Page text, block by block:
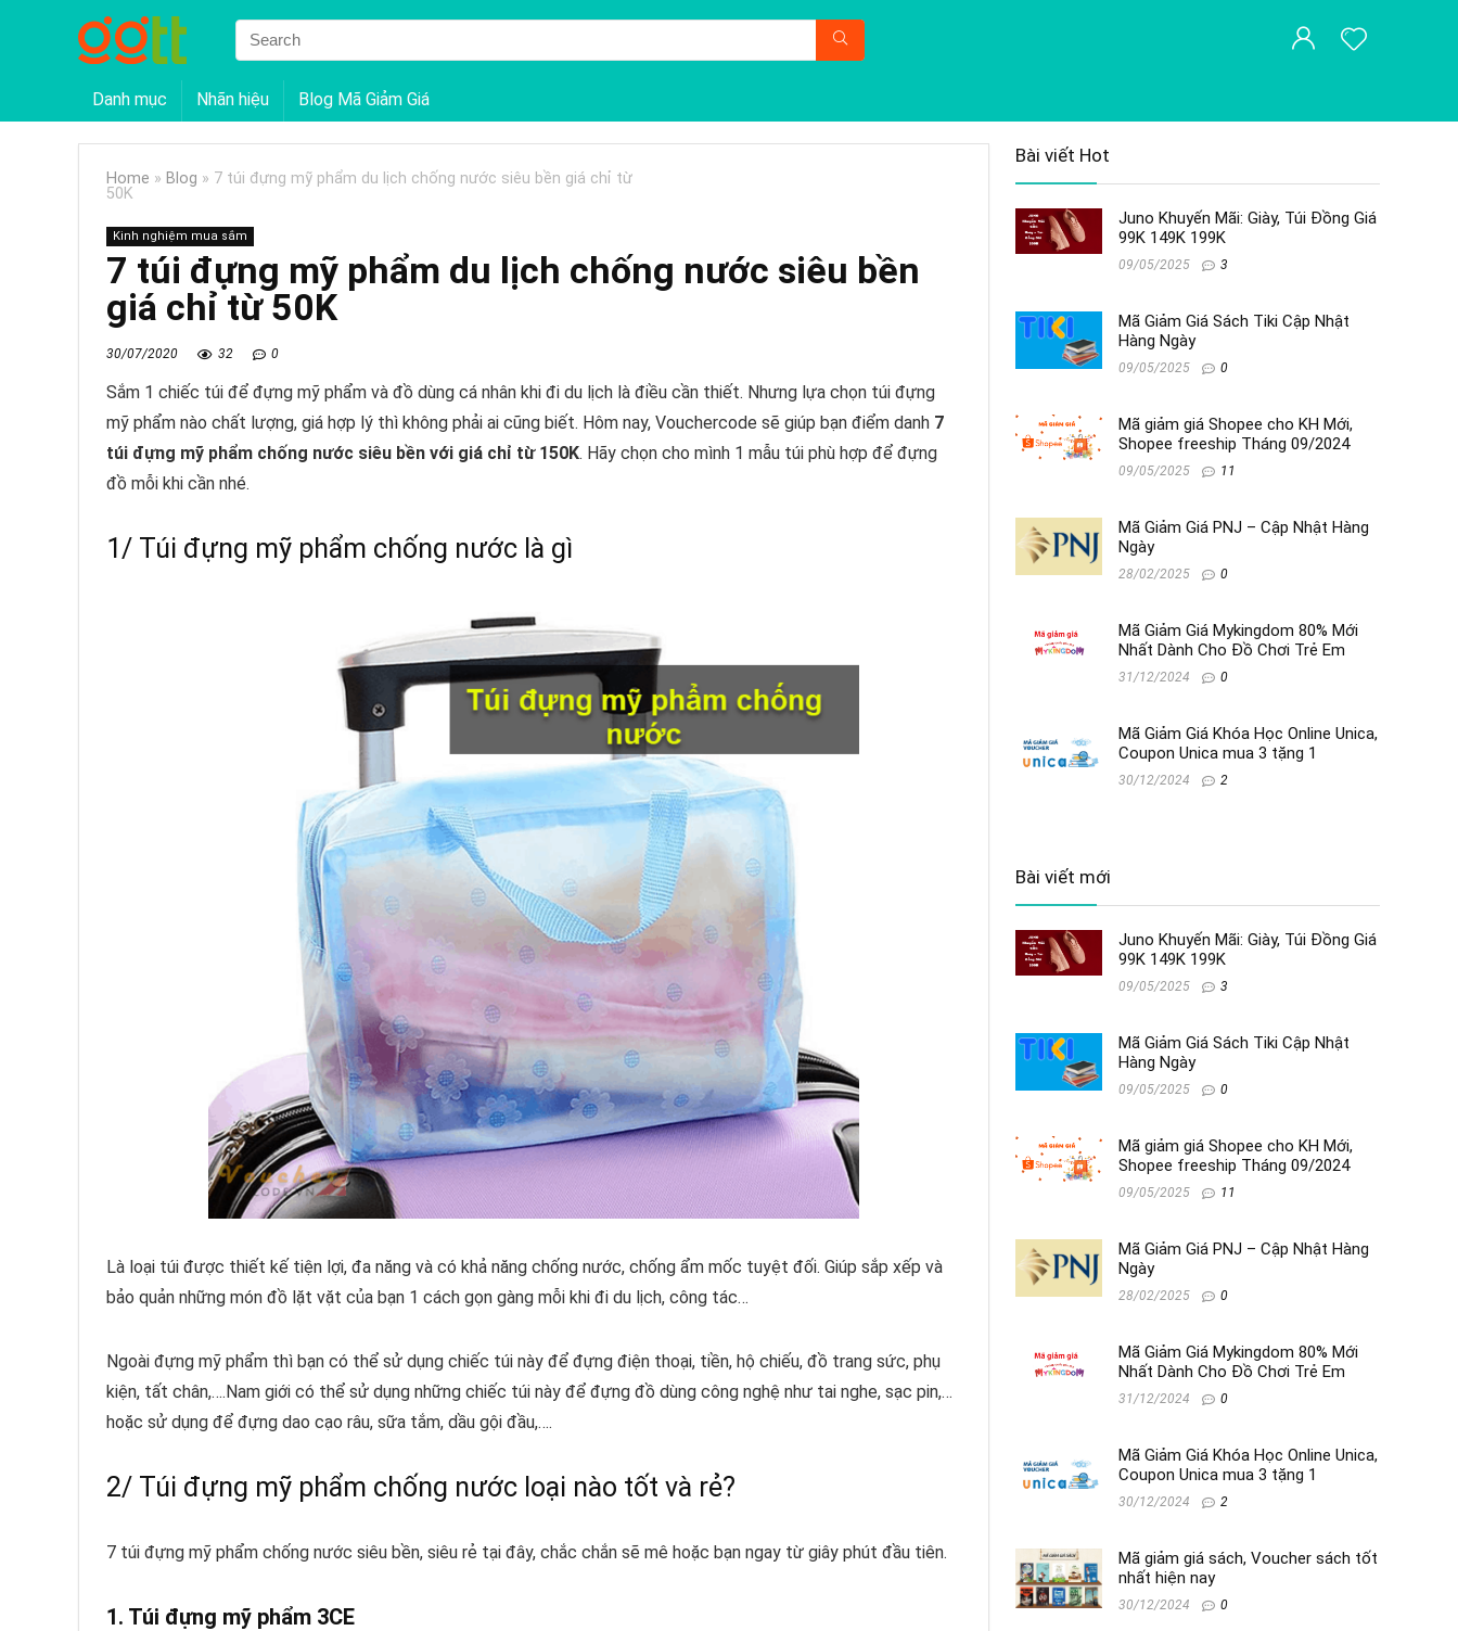
Danh mục Nhãn hiệu Blog Mã Giảm Giá
Home » Blog » 7 túi đựng mỹ phẩm du lịch chống nước siêu bền giá chỉ từ
50K
Kinh nghiệm mua sắm
7 túi đựng mỹ phẩm du lịch chống nước siêu bền
giá chỉ từ 50K
30/07/2020 32 0
Sắm 1 chiếc túi để đựng mỹ phẩm và đồ dùng cá nhân khi đi du lịch là điều cần thiết. Nhưng lựa chọn túi đựng
mỹ phẩm nào chất lượng, giá hợp lý thì không phải ai cũng biết. Hôm nay, Vouchercode sẽ giúp bạn điểm danh 7
túi đựng mỹ phẩm chống nước siêu bền với giá chỉ từ 150K. Hãy chọn cho mình 1 mẫu túi phù hợp để đựng
đồ mỗi khi cần nhé.
1/ Túi đựng mỹ phẩm chống nước là gì
Là loại túi được thiết kế tiện lợi, đa năng và có khả năng chống nước, chống ẩm mốc tuyệt đối. Giúp sắp xếp và
bảo quản những món đồ lặt vặt của bạn 1 cách gọn gàng mỗi khi đi du lịch, công tác…
Ngoài đựng mỹ phẩm thì bạn có thể sử dụng chiếc túi này để đựng điện thoại, tiền, hộ chiếu, đồ trang sức, phụ
kiện, tất chân,….Nam giới có thể sử dụng những chiếc túi này để đựng đồ dùng công nghệ như tai nghe, sạc pin,…
hoặc sử dụng để đựng dao cạo râu, sữa tắm, dầu gội đầu,….
2/ Túi đựng mỹ phẩm chống nước loại nào tốt và rẻ?
7 túi đựng mỹ phẩm chống nước siêu bền, siêu rẻ tại đây, chắc chắn sẽ mê hoặc bạn ngay từ giây phút đầu tiên.
1. Túi đựng mỹ phẩm 3CE
Bài viết Hot
Juno Khuyến Mãi: Giày, Túi Đồng Giá
99K 149K 199K
09/05/2025 3
Mã Giảm Giá Sách Tiki Cập Nhật
Hàng Ngày
09/05/2025 0
Mã giảm giá Shopee cho KH Mới,
Shopee freeship Tháng 09/2024
09/05/2025 11
Mã Giảm Giá PNJ – Cập Nhật Hàng
Ngày
28/02/2025 0
Mã Giảm Giá Mykingdom 80% Mới
Nhất Dành Cho Đồ Chơi Trẻ Em
31/12/2024 0
Mã Giảm Giá Khóa Học Online Unica,
Coupon Unica mua 3 tặng 1
30/12/2024 2
Bài viết mới
Juno Khuyến Mãi: Giày, Túi Đồng Giá
99K 149K 199K
09/05/2025 3
Mã Giảm Giá Sách Tiki Cập Nhật
Hàng Ngày
09/05/2025 0
Mã giảm giá Shopee cho KH Mới,
Shopee freeship Tháng 09/2024
09/05/2025 11
Mã Giảm Giá PNJ – Cập Nhật Hàng
Ngày
28/02/2025 0
Mã Giảm Giá Mykingdom 80% Mới
Nhất Dành Cho Đồ Chơi Trẻ Em
31/12/2024 0
Mã Giảm Giá Khóa Học Online Unica,
Coupon Unica mua 3 tặng 1
30/12/2024 2
Mã giảm giá sách, Voucher sách tốt
nhất hiện nay
30/12/2024 0